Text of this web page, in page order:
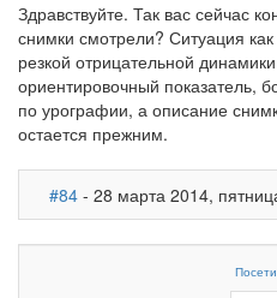
Здравствуйте. Так вас сейчас
снимки смотрели? Ситуация
резкой отрицательной
ориентировочный показатель,
по урографии, а описание
остается прежним.
#84 - 28 марта 2014,